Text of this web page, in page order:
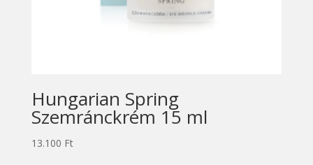
Hungarian Spring
Szemránckrém 15 ml
13.100 Ft